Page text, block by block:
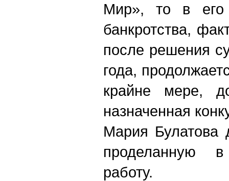
Мир», то в его
банкротства,
после решения
года,
крайне мере,
назначенная
Мария Булатова
проделанную
работу.